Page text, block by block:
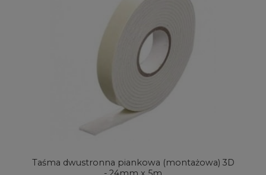
Taśma dwustronna piankowa (montażowa) 3D